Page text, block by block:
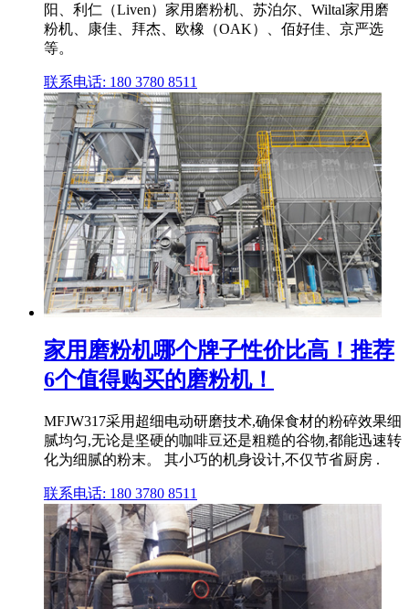
阳、利仁（Liven）家用磨粉机、苏泊尔、Wiltal家用磨
粉机、康佳、拜杰、欧橡（OAK）、佰好佳、京严选
等。
联系电话: 180 3780 8511
家用磨粉机哪个牌子性价比高！推荐
6个值得购买的磨粉机！
MFJW317采用超细电动研磨技术,确保食材的粉碎效果细
腻均匀,无论是坚硬的咖啡豆还是粗糙的谷物,都能迅速转
化为细腻的粉末。 其小巧的机身设计,不仅节省厨房 .
联系电话: 180 3780 8511